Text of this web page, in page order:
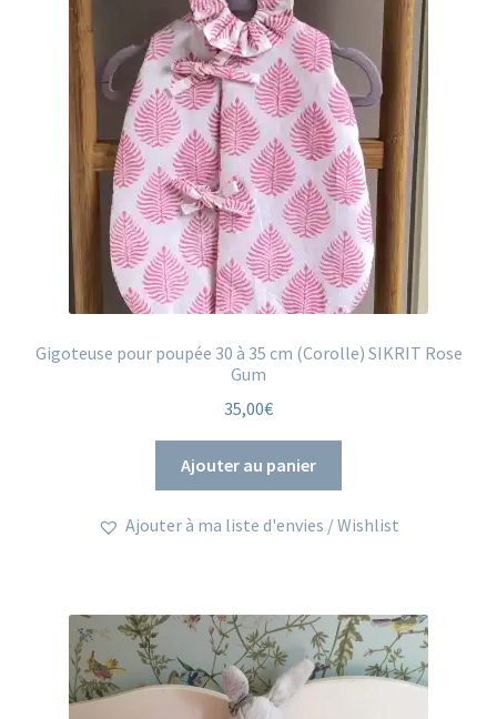
choisies
sur
la
page
du
produit
Gigoteuse pour poupée 30 à 35 cm (Corolle) SIKRIT Rose
Gum
35,00€
Ajouter au panier
Ajouter à ma liste d'envies / Wishlist